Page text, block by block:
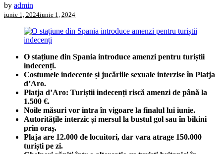
by admin
iunie 1, 2024iunie 1, 2024
O stațiune din Spania introduce amenzi pentru turiștii
indecenți.
Costumele indecente și jucăriile sexuale interzise în Platja
d’Aro.
Platja d’Aro: Turiștii indecenți riscă amenzi de până la
1.500 €.
Noile măsuri vor intra în vigoare la finalul lui iunie.
Autoritățile interzic și mersul la bustul gol sau în bikini
prin oraș.
Plaja are 12.000 de locuitori, dar vara atrage 150.000
turiști pe zi.